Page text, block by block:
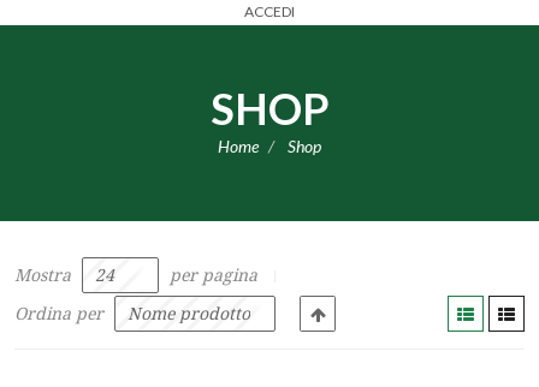
ACCEDI
SHOP
Home Shop
Mostra
per pagina
Ordina per